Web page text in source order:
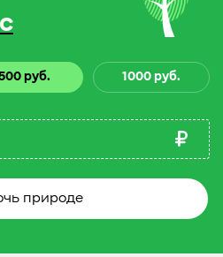
руб. 1000 руб.
природе